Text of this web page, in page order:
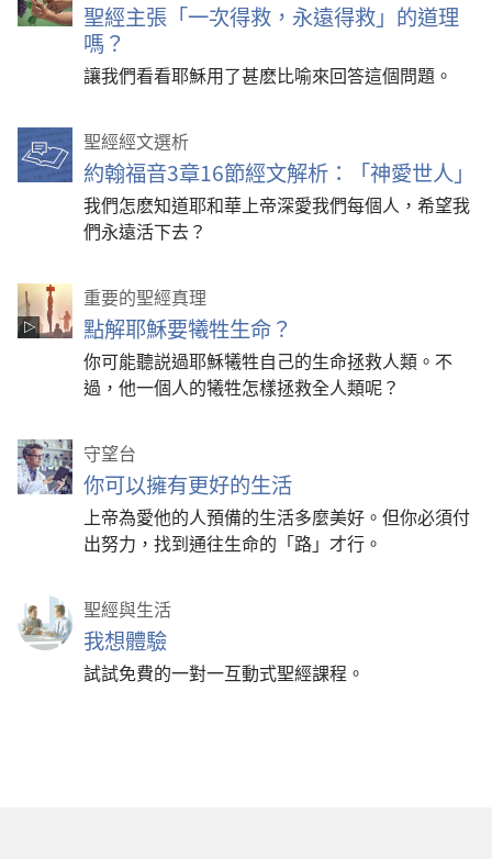
聖經主張「一次得救，永遠得救」的道理
嗎？
讓我們看看耶穌用了甚麽比喻來回答這個問題。
聖經經文選析
約翰福音3章16節經文解析：「神愛世人」
我們怎麽知道耶和華上帝深愛我們每個人，希望我
們永遠活下去？
重要的聖經真理
點解耶穌要犧牲生命？
你可能聽説過耶穌犧牲自己的生命拯救人類。不
過，他一個人的犧牲怎樣拯救全人類呢？
守望台
你可以擁有更好的生活
上帝為愛他的人預備的生活多麼美好。但你必須付
出努力，找到通往生命的「路」才行。
聖經與生活
我想體驗
試試免費的一對一互動式聖經課程。